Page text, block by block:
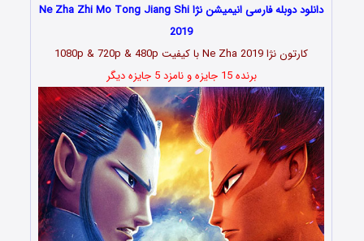
دانلود دوبله فارسی انیمیشن نژا Ne Zha Zhi Mo Tong Jiang Shi
2019
کارتون نژا Ne Zha 2019 با کیفیت 1080p & 720p & 480p
برنده 15 جایزه و نامزد 5 جایزه دیگر